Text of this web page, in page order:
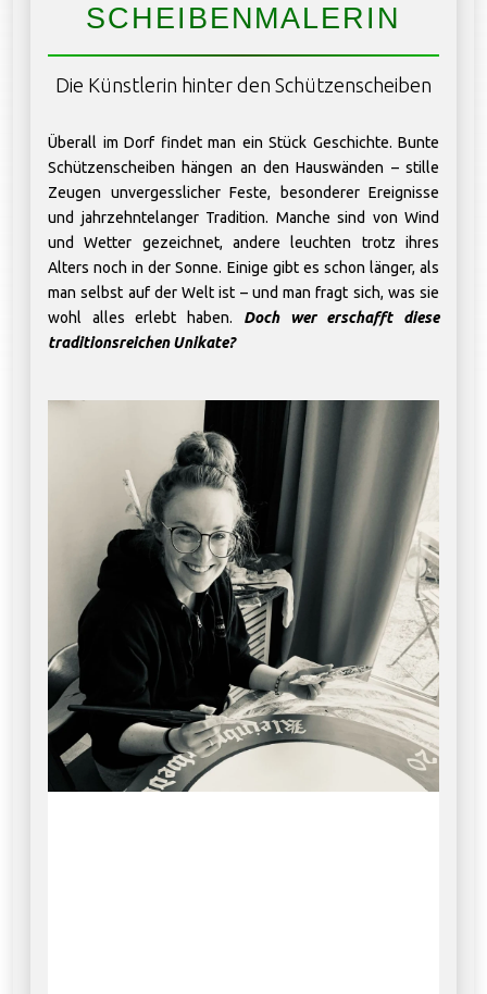
SCHEIBENMALERIN
Die Künstlerin hinter den Schützenscheiben
Überall im Dorf findet man ein Stück Geschichte. Bunte
Schützenscheiben hängen an den Hauswänden – stille
Zeugen unvergesslicher Feste, besonderer Ereignisse
und jahrzehntelanger Tradition. Manche sind von Wind
und Wetter gezeichnet, andere leuchten trotz ihres
Alters noch in der Sonne. Einige gibt es schon länger, als
man selbst auf der Welt ist – und man fragt sich, was sie
wohl alles erlebt haben. Doch wer erschafft diese
traditionsreichen Unikate?